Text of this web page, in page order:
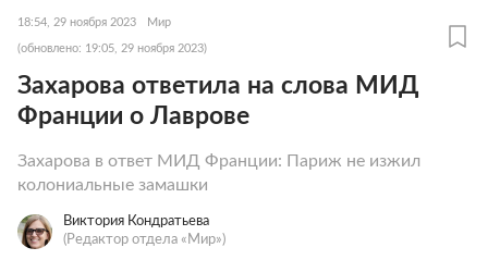
18:54, 29 ноября 2023 Мир
(обновлено: 19:05, 29 ноября 2023)
Захарова ответила на слова МИД
Франции о Лаврове
Захарова в ответ МИД Франции: Париж не изжил
колониальные замашки
Виктория Кондратьева
(Редактор отдела «Мир»)